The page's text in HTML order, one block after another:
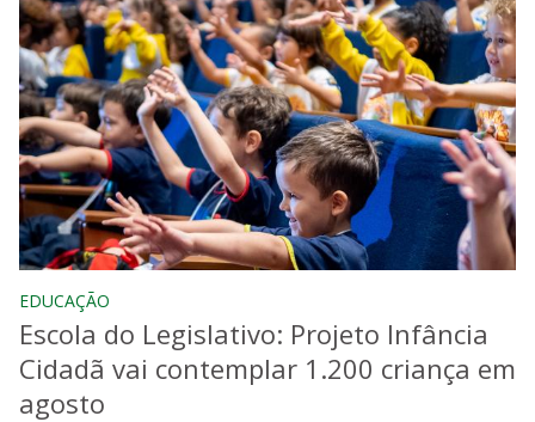
EDUCAÇÃO
Escola do Legislativo: Projeto Infância
Cidadã vai contemplar 1.200 criança em
agosto